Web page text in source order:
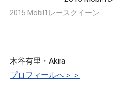
2015 Mobil1レースクイーン
木谷有里・Akira
プロフィールへ＞＞